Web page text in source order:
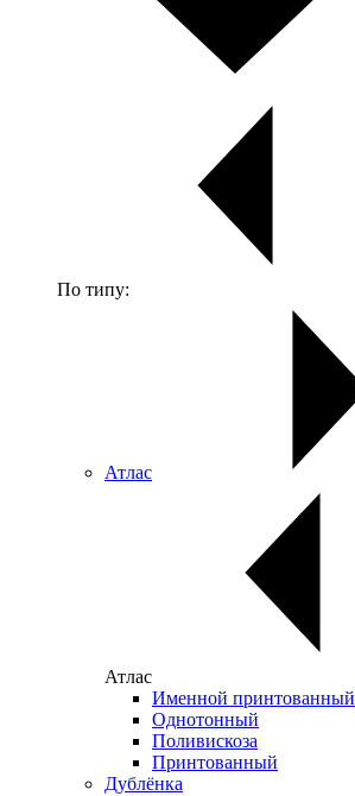
По типу:
Атлас
Атлас
Именной принтованный
Однотонный
Поливискоза
Принтованный
Дублёнка